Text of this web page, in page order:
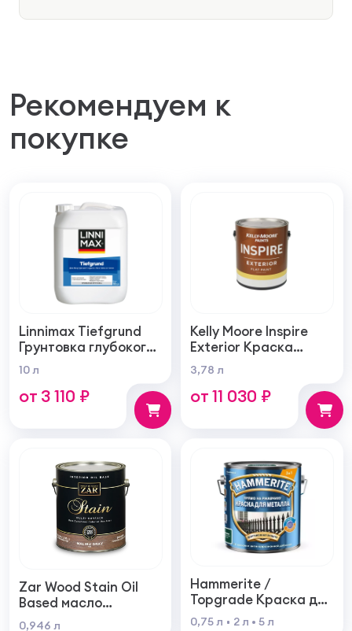
Рекомендуем к
покупке
Linnimax Tiefgrund
Грунтовка глубокого
проникновения для
внутренних и
наружных работ
10 л
от 3 110 ₽
Kelly Moore Inspire
Exterior Краска
фасадная
самогрунтующаяся
суперукрывистая
3,78 л
от 11 030 ₽
Zar Wood Stain Oil
Based масло
тонирующая по
0,946 л
Hammerite /
Topgrade Краска для
металла с
0,75 л 2 л 5 л